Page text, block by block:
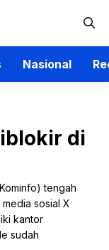
Nasional
di
tengah
sosial X
kantor
sudah